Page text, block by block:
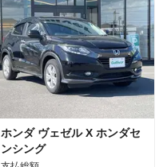
ホンダ ヴェゼル X ホンダセ
ンシング